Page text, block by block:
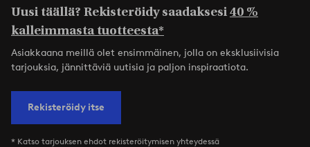
Uusi täällä? Rekisteröidy saadaksesi40 %
kalleimmasta tuotteesta*
Asiakkaana meillä olet ensimmäinen, jolla on eksklusiivisia
tarjouksia, jännittäviä uutisia ja paljon inspiraatiota.
Rekisteröidy itse
* Katso tarjouksen ehdot rekisteröitymisen yhteydessä